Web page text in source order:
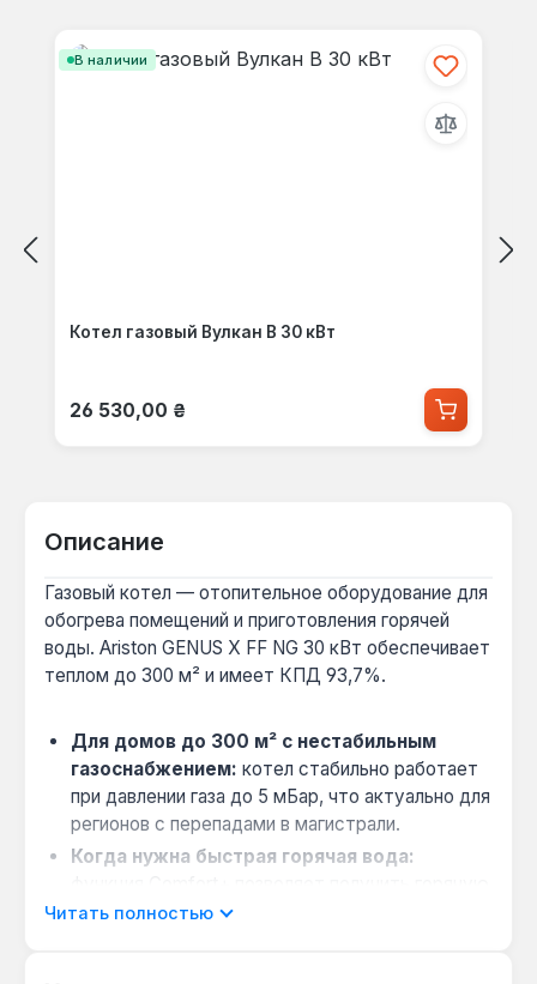
В наличии
Котел газовый Вулкан В 30 кВт
Обычная цена:
26 530,00 ₴
Описание
Газовый котел — отопительное оборудование для
обогрева помещений и приготовления горячей
воды. Ariston GENUS X FF NG 30 кВт обеспечивает
теплом до 300 м² и имеет КПД 93,7%.
Для домов до 300 м² с нестабильным
газоснабжением: котел стабильно работает
при давлении газа до 5 мБар, что актуально для
регионов с перепадами в магистрали.
Когда нужна быстрая горячая вода:
воду за 5 секунд, а производительность
Читать полностью